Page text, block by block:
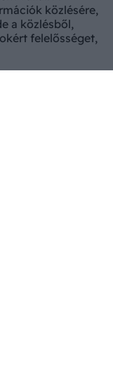
közlésére,
a közlésből,
felelősséget,